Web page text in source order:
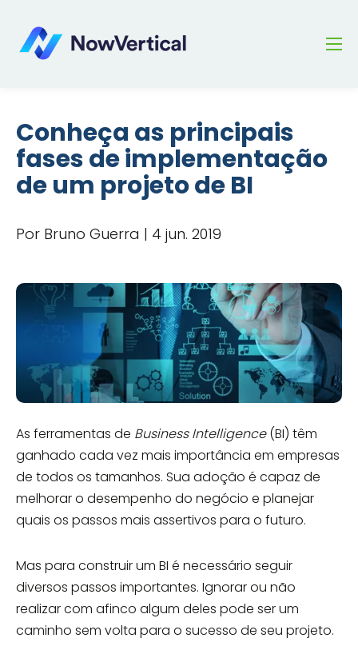
Conheça as principais
fases de implementação
de um projeto de BI
Por Bruno Guerra | 4 jun. 2019
As ferramentas de Business Intelligence(BI) têm
ganhado cada vez mais importância em empresas
de todos os tamanhos. Sua adoção é capaz de
melhorar o desempenho do negócio e planejar
quais os passos mais assertivos para o futuro.
Mas para construir um BI é necessário seguir
diversos passos importantes. Ignorar ou não
realizar com afinco algum deles pode ser um
caminho sem volta para o sucesso de seu projeto.